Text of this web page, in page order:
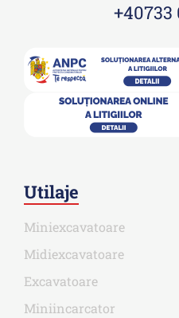
+40733
Utilaje
Miniexcavatoare
Midiexcavatoare
Excavatoare
Miniincarcator